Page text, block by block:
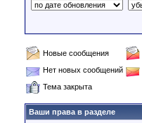
Новые сообщения
Нет новых сообщений
Тема закрыта
Ваши права в разделе